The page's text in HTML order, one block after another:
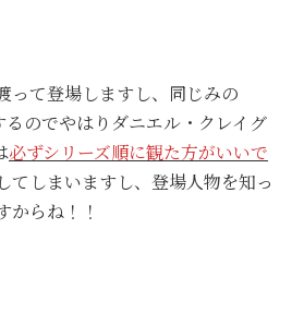
って登場しますし、同じみの
るのでやはりダニエル・クレイグ
必ずシリーズ順に観た方がいいで
てしまいますし、登場人物を知っ
からね！！